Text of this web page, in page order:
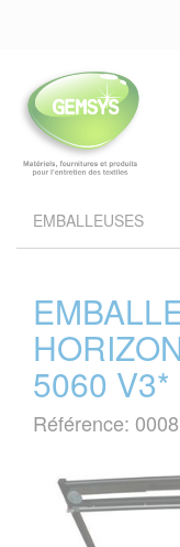
EMBALLEUSES
5060 V3*
Référence: